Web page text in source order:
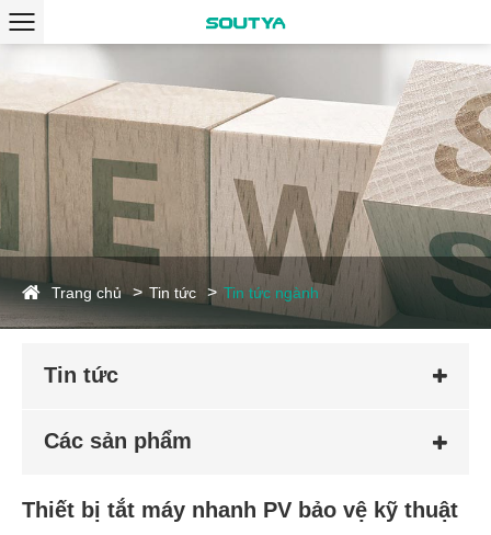
Trang chủ Tin tức Tin tức ngành
Tin tức
Các sản phẩm
Thiết bị tắt máy nhanh PV bảo vệ kỹ thuật